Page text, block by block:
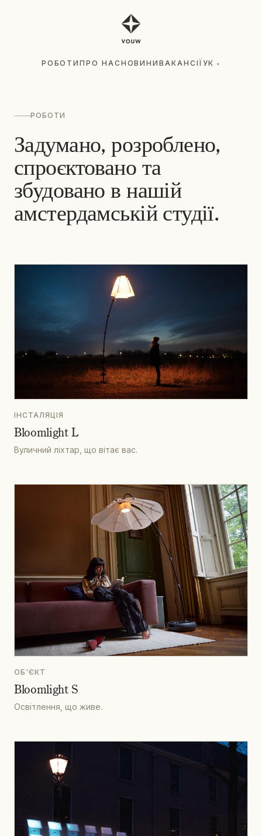
РОБОТИПРО НАС НОВИНИВАКАНСІЇ УК ▾
РОБОТИ
Задумано, розроблено,
спроєктовано та
збудовано в нашій
амстердамській студії.
ІНСТАЛЯЦІЯ
Bloomlight L
Вуличний ліхтар, що вітає вас.
ОБ'ЄКТ
Bloomlight S
Освітлення, що живе.